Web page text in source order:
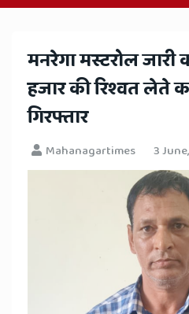
Hindi
News,
Hindi
Samachar,
Jaipur
मनरेगा मस्टरोल
हजार की रिश्वत लेते
गिरफ्तार
Mahanagartimes 3